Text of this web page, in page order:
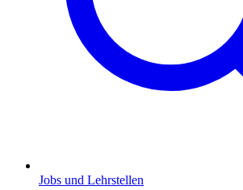
Jobs und Lehrstellen